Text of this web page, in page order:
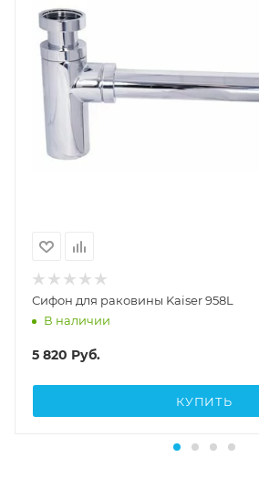
Сифон для раковины Kaiser 958L
В наличии
5 820 Руб.
КУПИТЬ